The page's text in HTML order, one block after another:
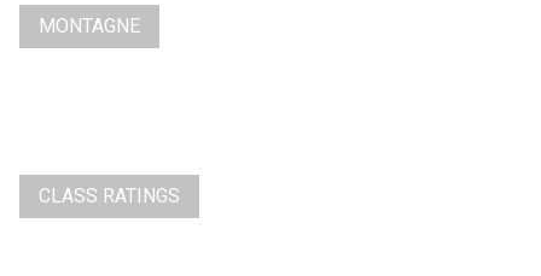
MONTAGNE
CLASS RATINGS